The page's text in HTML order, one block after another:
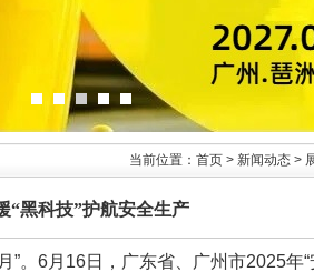
当前位置：首页 > 新闻动态 >
“黑科技”护航安全生产
”。6月16日，广东省、广州市2025年“